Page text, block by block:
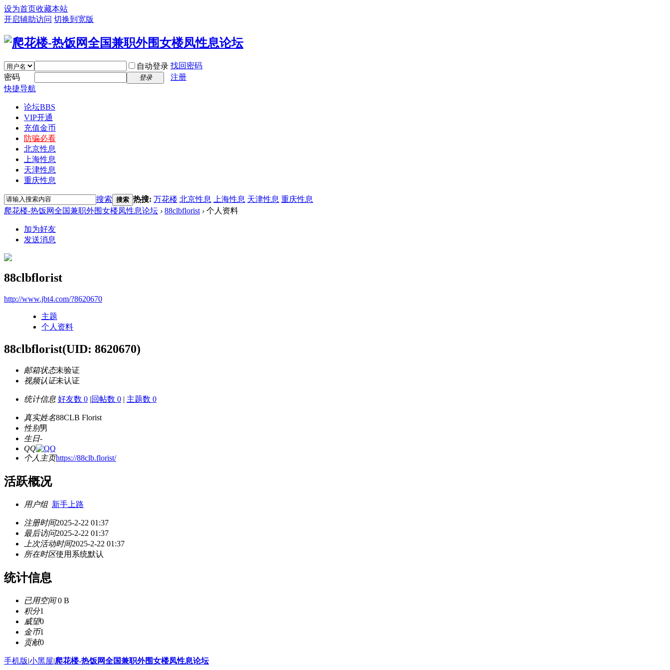
设为首页收藏本站
开启辅助访问 切换到宽版
自动登录 找回密码
密码
登录
注册
快捷导航
论坛BBS
VIP开通
充值金币
防骗必看
北京性息
上海性息
天津性息
重庆性息
搜索 搜索 热搜: 万花楼 北京性息 上海性息 天津性息 重庆性息
爬花楼-热饭网全国兼职外围女楼凤性息论坛 › 88clbflorist › 个人资料
加为好友
发送消息
88clbflorist
http://www.jbt4.com/?8620670
主题
个人资料
88clbflorist(UID: 8620670)
邮箱状态未验证
视频认证未认证
统计信息 好友数 0 |回帖数 0 | 主题数 0
真实姓名88CLB Florist
性别男
生日-
QQ
个人主页https://88clb.florist/
活跃概况
用户组 新手上路
注册时间2025-2-22 01:37
最后访问2025-2-22 01:37
上次活动时间2025-2-22 01:37
所在时区使用系统默认
统计信息
已用空间0 B
积分1
威望0
金币1
贡献0
手机版|小黑屋|爬花楼-热饭网全国兼职外围女楼凤性息论坛